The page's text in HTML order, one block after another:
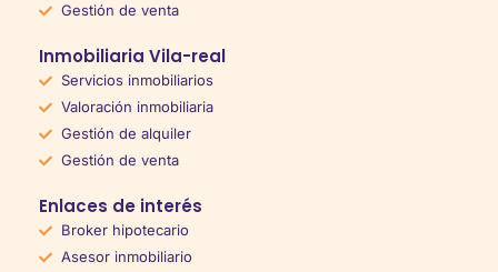
Gestión de venta
Inmobiliaria Vila-real
Servicios inmobiliarios
Valoración inmobiliaria
Gestión de alquiler
Gestión de venta
Enlaces de interés
Broker hipotecario
Asesor inmobiliario